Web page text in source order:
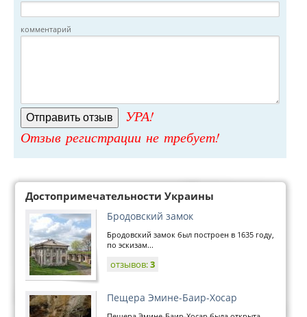
комментарий
УРА!
Отзыв регистрации не требует!
Достопримечательности Украины
Бродовский замок
Бродовский замок был построен в 1635 году,
по эскизам...
отзывов:3
Пещера Эмине-Баир-Хосар